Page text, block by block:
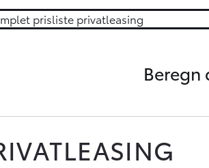
prisliste privatleasing
Beregn